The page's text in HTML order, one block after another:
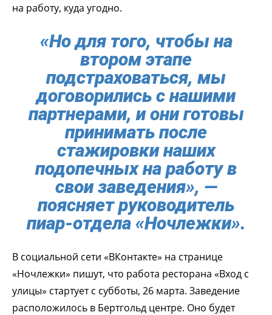
на работу, куда угодно.
«Но для того, чтобы на
втором этапе
подстраховаться, мы
договорились с нашими
партнерами, и они готовы
принимать после
стажировки наших
подопечных на работу в
свои заведения», —
поясняет руководитель
пиар-отдела «Ночлежки».
В социальной сети «ВКонтакте» на странице
«Ночлежки» пишут, что работа ресторана «Вход с
улицы» стартует с субботы, 26 марта. Заведение
расположилось в Бертгольд центре. Оно будет